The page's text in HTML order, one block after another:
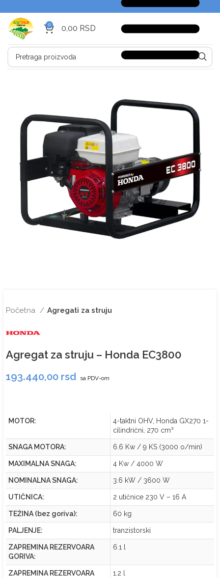
0 0,00 RSD
Početna Agregati za struju
Agregat za struju – Honda EC3800
193.440,00 rsd sa PDV-om
MOTOR:
4-taktni OHV, Honda GX270 1-
cilindrični, 270 cm³
SNAGA MOTORA: 6.6 Kw / 9 KS (3000 o/min)
MAXIMALNA SNAGA: 4 Kw / 4000 W
NOMINALNA SNAGA: 3.6 kW / 3600 W
UTIČNICA: 2 utičnice 230 V – 16 A
TEŽINA (bez goriva): 60 kg
PALJENJE: tranzistorski
ZAPREMINA REZERVOARA
GORIVA:
6.1 l
ZAPREMINA REZERVOARA
1.2 l